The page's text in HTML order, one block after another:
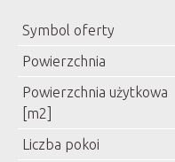
Symbol oferty
Powierzchnia
Powierzchnia użytkowa
[m2]
Liczba pokoi